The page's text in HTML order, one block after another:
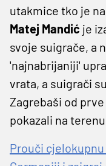
utakmice tko je
Matej Mandić je
svoje suigrače, a
'najnabrijaniji'
vrata, a suigrači
Zagrebaši od
pokazali na
Prouči